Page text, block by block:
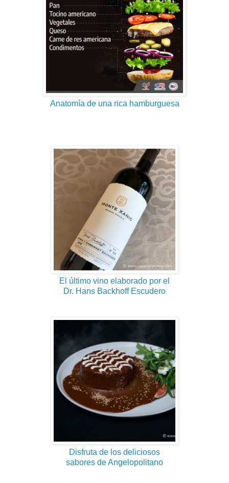
Anatomía de una rica hamburguesa
El último vino elaborado por el
Dr. Hans Backhoff Escudero
Disfruta de los deliciosos
sabores de Angelopolitano